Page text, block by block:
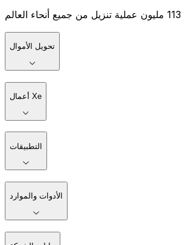
تحويل الأموال
أعمال Xe
التطبيقات
الأدوات والموارد